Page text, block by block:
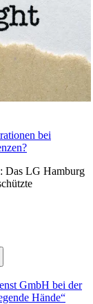
bei
Das LG Hamburg
GmbH bei der
Hände“